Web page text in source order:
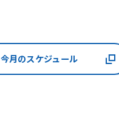
今月のスケジュール